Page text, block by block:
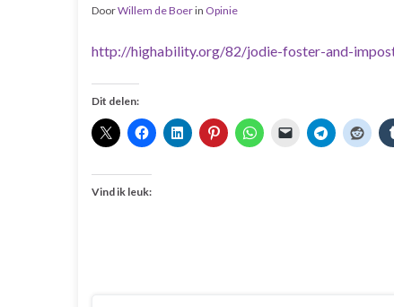
DoorWillem de Boerin Opinie
http://highability.org/82/jodie-foster-and-
Dit delen:
Vind ik leuk: